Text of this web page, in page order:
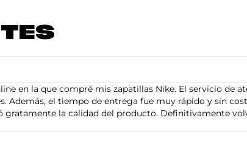
en la que compré mis zapatillas Nike. El servicio de
Además, el tiempo de entrega fue muy rápido y sin
la calidad del producto. Definitivamente